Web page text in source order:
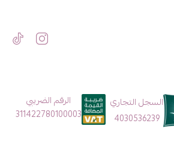
السجل التجاري
4030536239
الرقم الضريبي
311422780100003